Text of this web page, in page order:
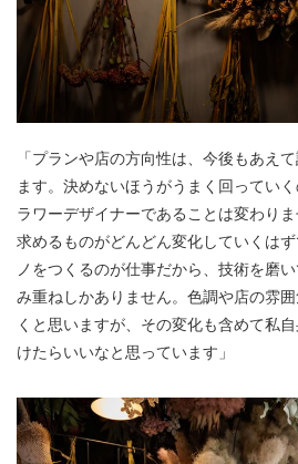
「プランや店の方向性は、今後もあえ
ます。決めないほうがうまく回ってい
ラワーデザイナーであることは変わり
求めるものがどんどん変化していくは
ノをつくるのが仕事だから、技術を磨
み重ねしかありません。色調や店の雰
くと思いますが、その変化も含めて私
けたらいいなと思っています」